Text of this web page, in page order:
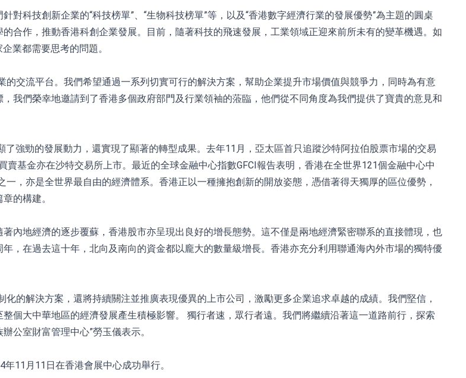
科技創新企業的“科技榜單”、“生物科技榜單”等，以及“香港數字經濟行業的發展優勢”為主題的圓桌
合作，推動香港科創企業發展。目前，隨著科技的飛速發展，工業領域正迎來前所未有的變革機遇。如
業都需要思考的問題。
交流平台。我們希望通過一系列切實可行的解決方案，幫助企業提升市場價值與競爭力，同時為有意
我們榮幸地邀請到了香港多個政府部門及行業領袖的蒞臨，他們從不同角度為我們提供了寶貴的意見和
強勁的發展動力，還實現了顯著的轉型成果。去年11月，亞太區首只追蹤沙特阿拉伯股票市場的交易
基金亦在沙特交易所上市。最近的全球金融中心指數GFCI報告表明，香港在全世界121個金融中心中
，亦是全世界最自由的經濟體系。香港正以一種擁抱創新的開放姿態，憑借著得天獨厚的區位優勢，
的構建。
內地經濟的逐步覆蘇，香港股市亦呈現出良好的增長態勢。這不僅是兩地經濟緊密聯系的直接體現，也
，在過去這十年，北向及南向的資金都以龐大的數量級增長。香港亦充分利用聯通海內外市場的獨特優
的解決方案，還將持續關注並推廣表現優異的上市公司，激勵更多企業追求卓越的成績。我們堅信，
個大中華地區的經濟發展產生積極影響。 獨行者速，眾行者遠。我們將繼續沿著這一道路前行，探索
公室財富管理中心”勞玉儀表示。
11月11日在香港會展中心成功舉行。